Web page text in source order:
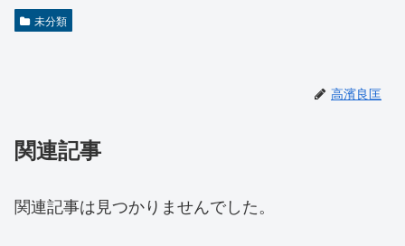
未分類
高濱良匡
関連記事
関連記事は見つかりませんでした。